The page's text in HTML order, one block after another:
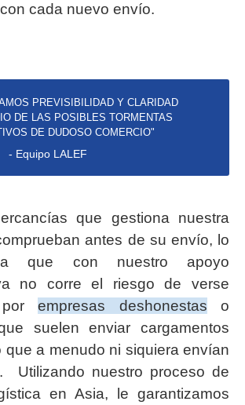
cada nuevo envío.
PREVISIBILIDAD Y CLARIDAD
DE LAS POSIBLES TORMENTAS
DE DUDOSO COMERCIO"
- Equipo LALEF
que gestiona nuestra
antes de su envío, lo
que con nuestro apoyo
no corre el riesgo de verse
por empresas deshonestas o
suelen enviar cargamentos
que a menudo ni siquiera envían
Utilizando nuestro proceso de
en Asia, le garantizamos